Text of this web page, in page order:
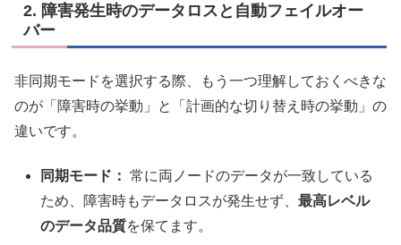
2. 障害発生時のデータロスと自動フェイルオー
バー
非同期モードを選択する際、もう一つ理解しておくべきな
のが「障害時の挙動」と「計画的な切り替え時の挙動」の
違いです。
同期モード： 常に両ノードのデータが一致している
ため、障害時もデータロスが発生せず、最高レベル
のデータ品質を保てます。